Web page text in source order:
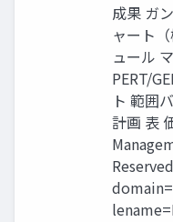
成果 ガ
ャート
ュール
PERT/
ト 範囲
計画 表